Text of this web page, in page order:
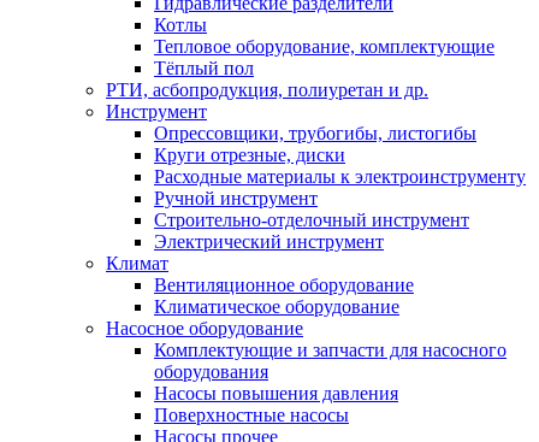
Котлы
Тепловое оборудование, комплектующие
Тёплый пол
РТИ, асбопродукция, полиуретан и др.
Инструмент
Опрессовщики, трубогибы, листогибы
Круги отрезные, диски
Расходные материалы к электроинструменту
Ручной инструмент
Строительно-отделочный инструмент
Электрический инструмент
Климат
Вентиляционное оборудование
Климатическое оборудование
Насосное оборудование
Комплектующие и запчасти для насосного
оборудования
Насосы повышения давления
Поверхностные насосы
Насосы прочее